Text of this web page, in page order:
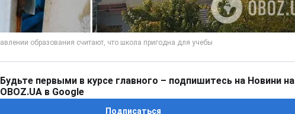
Будьте первыми в курсе главного – подпишитесь на Новини на
OBOZ.UA в Google
Подписаться